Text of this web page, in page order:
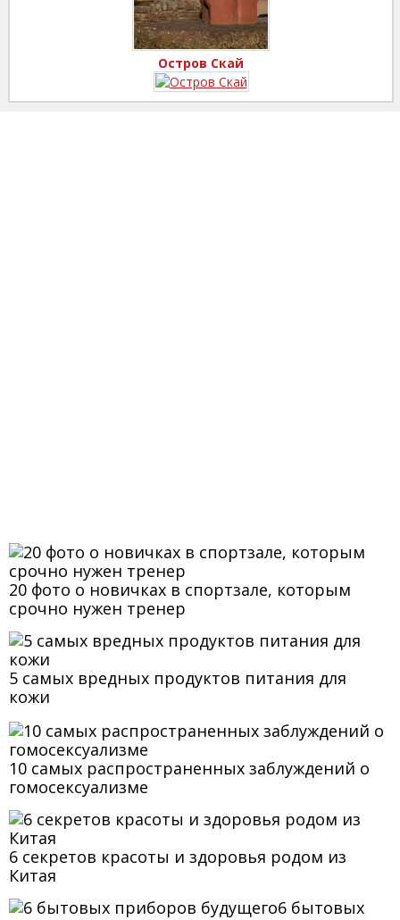
Остров Скай
20 фото о новичках в спортзале, которым
срочно нужен тренер
5 самых вредных продуктов питания для
кожи
10 самых распространенных заблуждений о
гомосексуализме
6 секретов красоты и здоровья родом из
Китая
6 бытовых